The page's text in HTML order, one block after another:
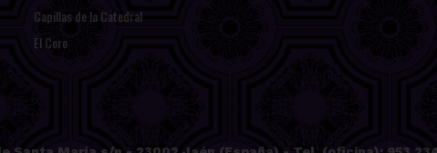
Capillas de la Catedral
El Coro